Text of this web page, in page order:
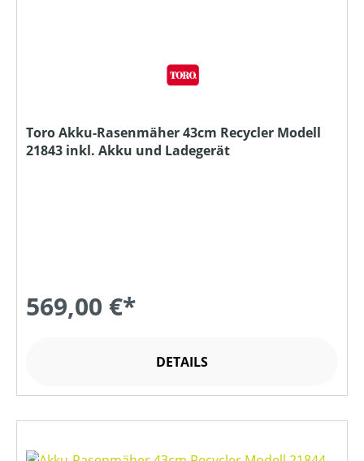
Toro Akku-Rasenmäher 43cm Recycler Modell
21843 inkl. Akku und Ladegerät
569,00 €*
DETAILS